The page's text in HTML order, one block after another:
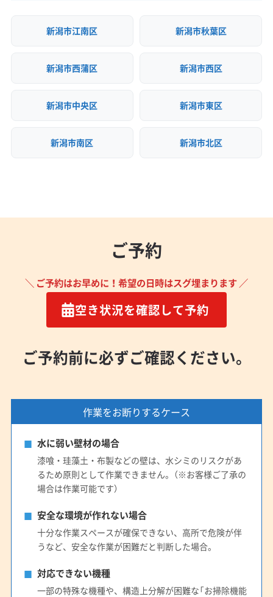
新潟市江南区 新潟市秋葉区
新潟市西蒲区 新潟市西区
新潟市中央区 新潟市東区
新潟市南区 新潟市北区
ご予約
＼ ご予約はお早めに！希望の日時はスグ埋まります ／
空き状況を確認して予約
ご予約前に必ずご確認ください。
作業をお断りするケース
水に弱い壁材の場合
漆喰・珪藻土・布製などの壁は、水シミのリスクがあ
るため原則として作業できません。（※お客様ご了承の
場合は作業可能です）
安全な環境が作れない場合
十分な作業スペースが確保できない、高所で危険が伴
うなど、安全な作業が困難だと判断した場合。
対応できない機種
一部の特殊な機種や、構造上分解が困難な「お掃除機能